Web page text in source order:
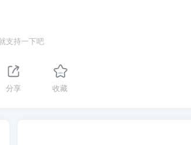
支持一下吧
分享 收藏